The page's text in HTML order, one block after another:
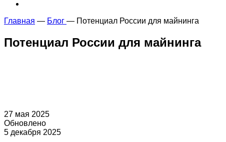
Главная — Блог — Потенциал России для майнинга
Потенциал России для майнинга
27 мая 2025
Обновлено
5 декабря 2025